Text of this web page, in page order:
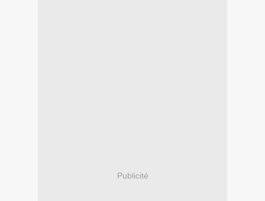
Publicité